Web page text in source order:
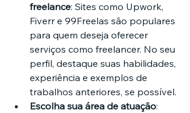
freelance: Sites como Upwork,
Fiverr e 99Freelas são populares
para quem deseja oferecer
serviços como freelancer. No seu
perfil, destaque suas habilidades,
experiência e exemplos de
trabalhos anteriores, se possível.
Escolha sua área de atuação: